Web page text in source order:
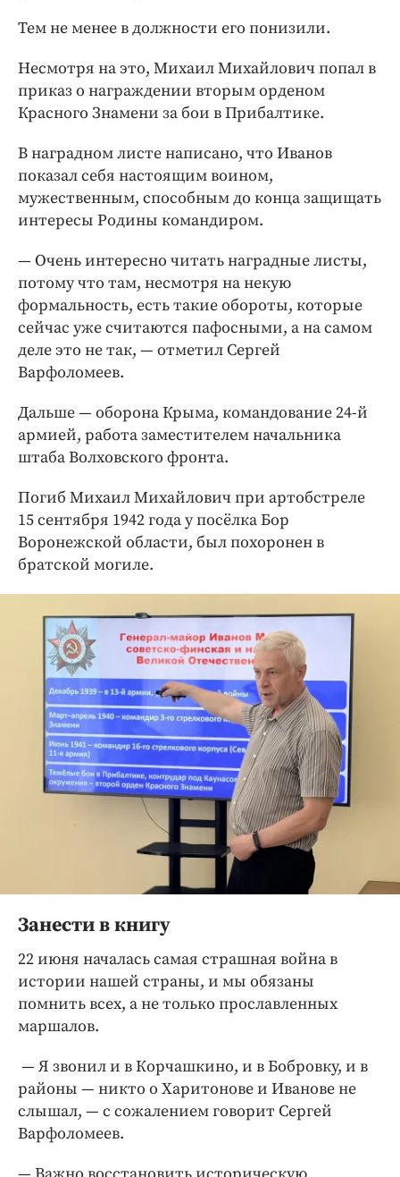
Тем не менее в должности его понизили.
Несмотря на это, Михаил Михайлович попал в
приказ о награждении вторым орденом
Красного Знамени за бои в Прибалтике.
В наградном листе написано, что Иванов
показал себя настоящим воином,
мужественным, способным до конца защищать
интересы Родины командиром.
— Очень интересно читать наградные листы,
потому что там, несмотря на некую
формальность, есть такие обороты, которые
сейчас уже считаются пафосными, а на самом
деле это не так, — отметил Сергей
Варфоломеев.
Дальше — оборона Крыма, командование 24-й
армией, работа заместителем начальника
штаба Волховского фронта.
Погиб Михаил Михайлович при артобстреле
15 сентября 1942 года у посёлка Бор
Воронежской области, был похоронен в
братской могиле.
Занести в книгу
22 июня началась самая страшная война в
истории нашей страны, и мы обязаны
помнить всех, а не только прославленных
маршалов.
— Я звонил и в Корчашкино, и в Бобровку, и в
районы — никто о Харитонове и Иванове не
слышал, — с сожалением говорит Сергей
Варфоломеев.